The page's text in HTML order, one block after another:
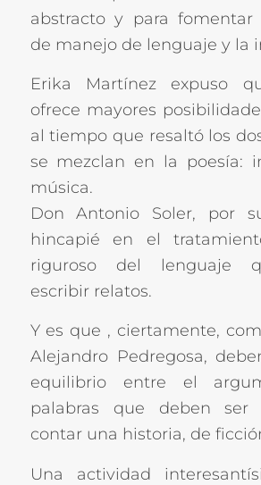
abstracto y para fomentar
de manejo de lenguaje y la
Erika Martínez expuso
ofrece mayores
al tiempo que resaltó los
se mezclan en la poesía:
música.
Don Antonio Soler, por
hincapié en el
riguroso del lenguaje
escribir relatos.
Y es que , ciertamente,
Alejandro Pedregosa,
equilibrio entre el
palabras que deben ser
contar una historia, de
Una actividad